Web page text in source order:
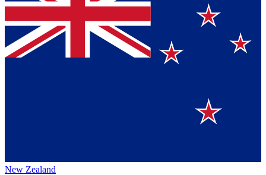
New Zealand